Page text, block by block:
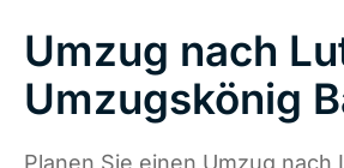
Umzug nach
Umzugskönig
Planen Sie einen Umzug